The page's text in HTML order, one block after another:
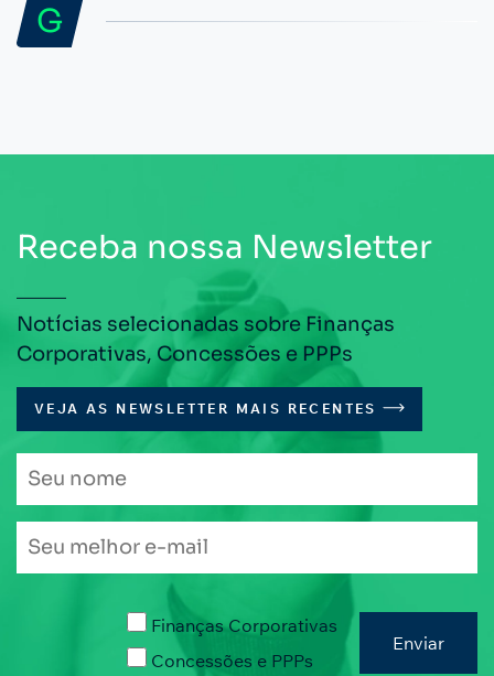
G
Receba nossa Newsletter
Notícias selecionadas sobre Finanças
Corporativas, Concessões e PPPs
VEJA AS NEWSLETTER MAIS RECENTES
Finanças Corporativas
Concessões e PPPs